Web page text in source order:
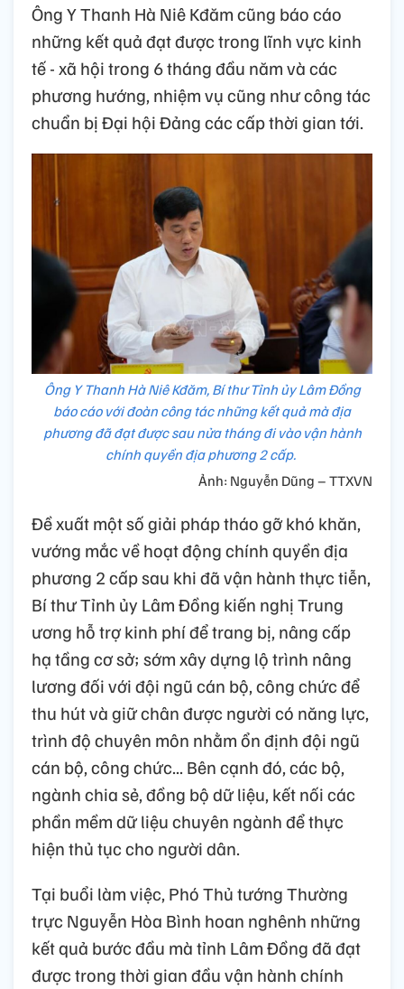
Ông Y Thanh Hà Niê Kđăm cũng báo cáo
những kết quả đạt được trong lĩnh vực kinh
tế - xã hội trong 6 tháng đầu năm và các
phương hướng, nhiệm vụ cũng như công tác
chuẩn bị Đại hội Đảng các cấp thời gian tới.
Ông Y Thanh Hà Niê Kđăm, Bí thư Tỉnh ủy Lâm Đồng
báo cáo với đoàn công tác những kết quả mà địa
phương đã đạt được sau nửa tháng đi vào vận hành
chính quyền địa phương 2 cấp.
Ảnh: Nguyễn Dũng – TTXVN
Đề xuất một số giải pháp tháo gỡ khó khăn,
vướng mắc về hoạt động chính quyền địa
phương 2 cấp sau khi đã vận hành thực tiễn,
Bí thư Tỉnh ủy Lâm Đồng kiến nghị Trung
ương hỗ trợ kinh phí để trang bị, nâng cấp
hạ tầng cơ sở; sớm xây dựng lộ trình nâng
lương đối với đội ngũ cán bộ, công chức để
thu hút và giữ chân được người có năng lực,
trình độ chuyên môn nhằm ổn định đội ngũ
cán bộ, công chức... Bên cạnh đó, các bộ,
ngành chia sẻ, đồng bộ dữ liệu, kết nối các
phần mềm dữ liệu chuyên ngành để thực
hiện thủ tục cho người dân.
Tại buổi làm việc, Phó Thủ tướng Thường
trực Nguyễn Hòa Bình hoan nghênh những
kết quả bước đầu mà tỉnh Lâm Đồng đã đạt
được trong thời gian đầu vận hành chính